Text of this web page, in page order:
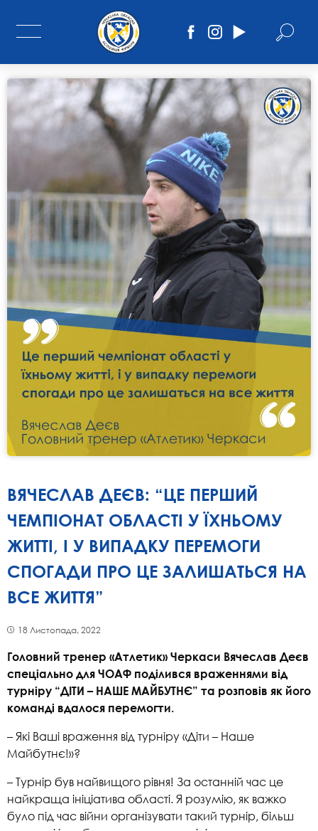
ВЯЧЕСЛАВ ДЕЄВ: “ЦЕ ПЕРШИЙ
ЧЕМПІОНАТ ОБЛАСТІ У ЇХНЬОМУ
ЖИТТІ, І У ВИПАДКУ ПЕРЕМОГИ
СПОГАДИ ПРО ЦЕ ЗАЛИШАТЬСЯ НА
ВСЕ ЖИТТЯ”
18 Листопада, 2022
Головний тренер «Атлетик» Черкаси Вячеслав Деєв
спеціально для ЧОАФ поділився враженнями від
турніру “ДІТИ – НАШЕ МАЙБУТНЄ” та розповів як його
команді вдалося перемогти.
– Які Ваші враження від турніру «Діти – Наше
Майбутнє!»?
– Турнір був найвищого рівня! За останній час це
найкраща ініціатива області. Я розумію, як важко
було під час війни організувати такий турнір, більш